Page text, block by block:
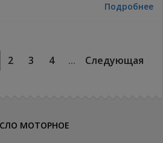
Подробнее
2 3 4 ... Следующая
МОТОРНОЕ